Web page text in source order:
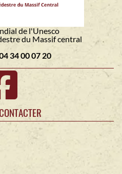
de l'Unesco
du Massif central
34 00 07 20